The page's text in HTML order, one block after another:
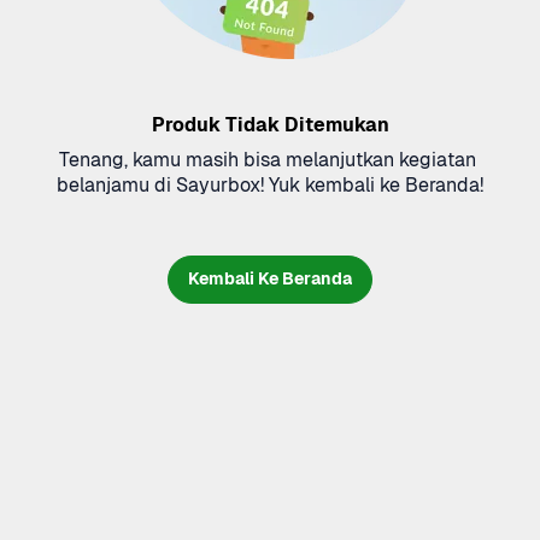
Produk Tidak Ditemukan
Tenang, kamu masih bisa melanjutkan kegiatan
belanjamu di Sayurbox! Yuk kembali ke Beranda!
Kembali Ke Beranda